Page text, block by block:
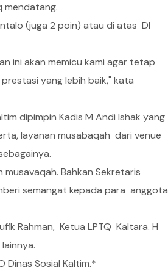
mendatang.
(juga 2 poin) atau di atas DI
ini akan memicu kami agar tetap
yang lebih baik," kata
dipimpin Kadis M Andi Ishak yang
layanan musabaqah dari venue
Bahkan Sekretaris
semangat kepada para anggota
Rahman, Ketua LPTQ Kaltara. H
Dinas Sosial Kaltim.*